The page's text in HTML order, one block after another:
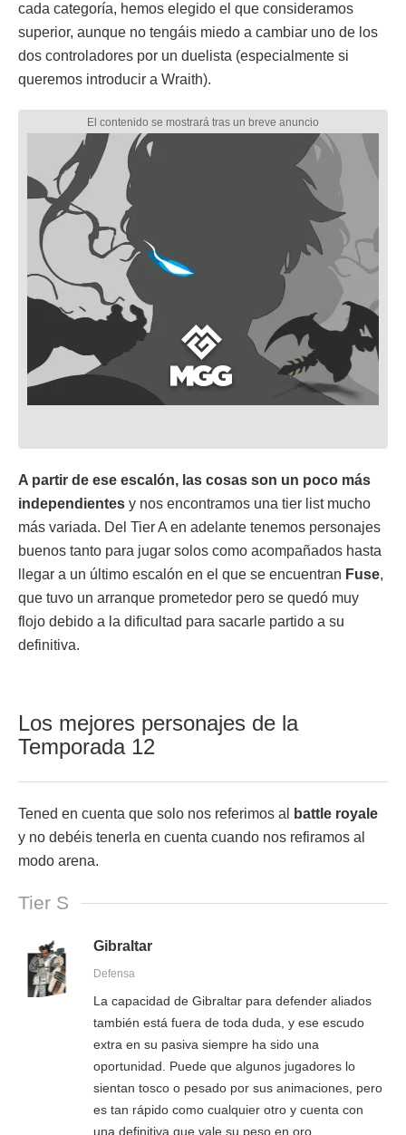
cada categoría, hemos elegido el que consideramos
superior, aunque no tengáis miedo a cambiar uno de los
dos controladores por un duelista (especialmente si
queremos introducir a Wraith).
A partir de ese escalón, las cosas son un poco más
independientes y nos encontramos una tier list mucho
más variada. Del Tier A en adelante tenemos personajes
buenos tanto para jugar solos como acompañados hasta
llegar a un último escalón en el que se encuentran Fuse,
que tuvo un arranque prometedor pero se quedó muy
flojo debido a la dificultad para sacarle partido a su
definitiva.
Los mejores personajes de la
Temporada 12
Tened en cuenta que solo nos referimos al
battle royale
y no debéis tenerla en cuenta cuando nos refiramos al
modo arena.
Tier S
Gibraltar
Defensa
La capacidad de Gibraltar para defender aliados
también está fuera de toda duda, y ese escudo
extra en su pasiva siempre ha sido una
oportunidad. Puede que algunos jugadores lo
sientan tosco o pesado por sus animaciones, pero
es tan rápido como cualquier otro y cuenta con
una definitiva que vale su peso en oro.